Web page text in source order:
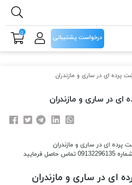
پرده ای در ساری و مازندران
در ساری و مازندران
پرده ای در ساری و مازندران
فرمایید
ای در ساری و مازندران
درخواست پشتیبانی
0